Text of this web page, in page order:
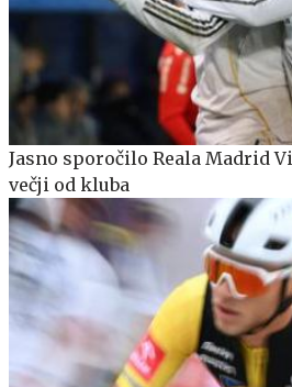
Jasno sporočilo Reala Madrid
večji od kluba